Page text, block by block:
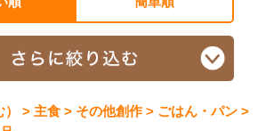
） > 主食 > その他創作 > ごはん・パン >